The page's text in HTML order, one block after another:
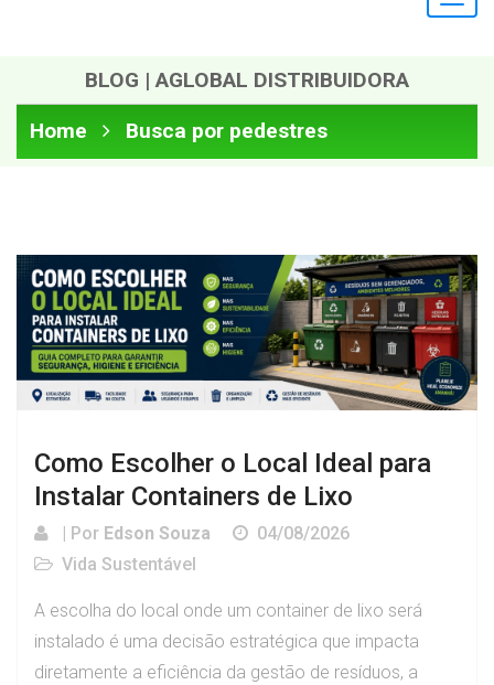
BLOG | AGLOBAL DISTRIBUIDORA
Home
Busca por pedestres
Como Escolher o Local Ideal para
Instalar Containers de Lixo
| Por Edson Souza
04/08/2026
Vida Sustentável
A escolha do local onde um container de lixo será
instalado é uma decisão estratégica que impacta
diretamente a eficiência da gestão de resíduos, a